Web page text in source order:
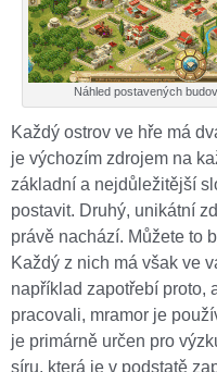
Náhled postavených
Každý ostrov ve hře má
je výchozím zdrojem na
základní a nejdůležitější
postavit. Druhý, unikátní
právě nachází. Můžete to
Každý z nich má však ve
například zapotřebí proto,
pracovali, mramor je
je primárně určen pro
síru, která je v podstatě